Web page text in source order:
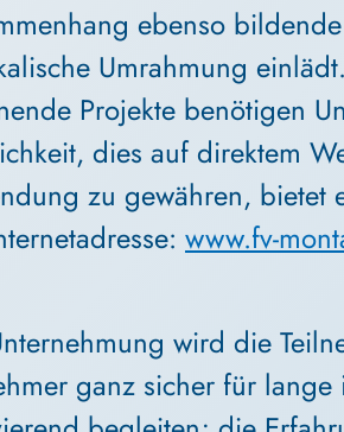
ebenso
Umrahmung
Projekte benötigen
dies auf direktem
zu gewähren, bietet
www.fv-
wird die
ganz sicher für